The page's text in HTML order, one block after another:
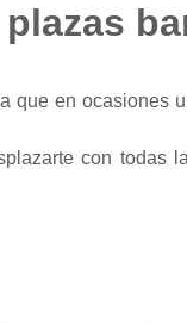
que en ocasiones
con todas